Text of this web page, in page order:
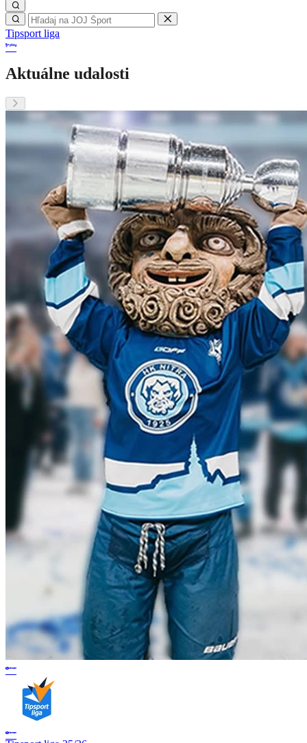
Tipsport liga
Aktuálne udalosti